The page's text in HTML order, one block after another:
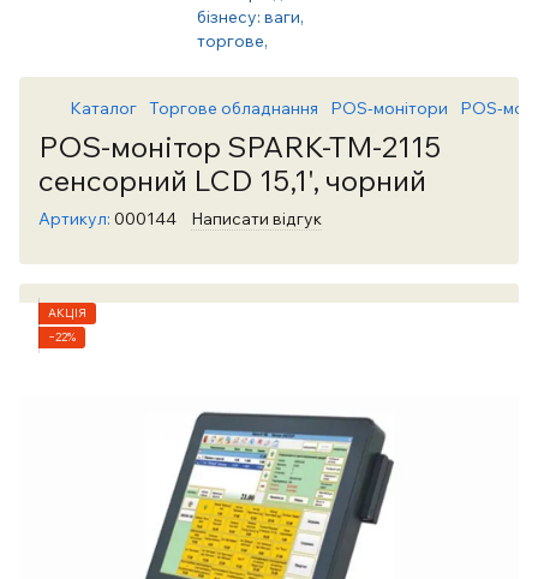
Каталог Торгове обладнання POS-монітори POS-
POS-монітор SPARK-TM-2115
сенсорний LCD 15,1', чорний
Артикул: 000144 Написати відгук
АКЦІЯ
−22%